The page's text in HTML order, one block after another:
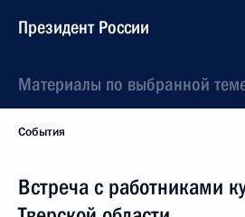
Президент России
Материалы по выбранной
События
Встреча с работниками